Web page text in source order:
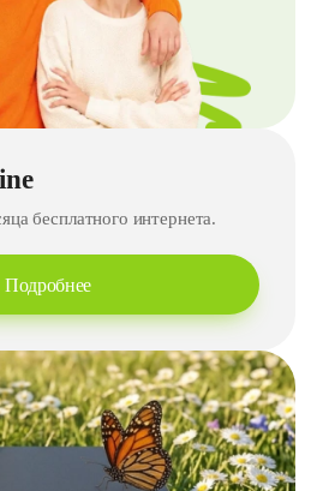
бесплатного интернета.
Подробнее